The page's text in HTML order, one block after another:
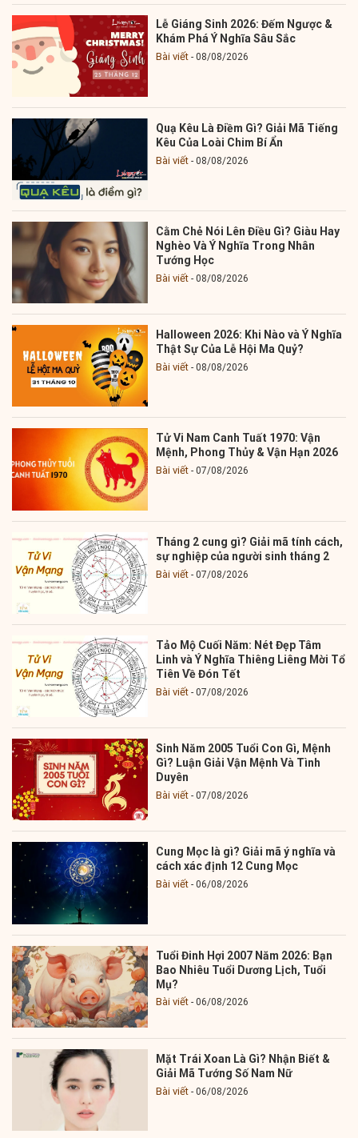
Lễ Giáng Sinh 2026: Đếm Ngược &
Khám Phá Ý Nghĩa Sâu Sắc
Bài viết 08/08/2026
Quạ Kêu Là Điềm Gì? Giải Mã Tiếng
Kêu Của Loài Chim Bí Ẩn
Bài viết 08/08/2026
Cằm Chẻ Nói Lên Điều Gì? Giàu Hay
Nghèo Và Ý Nghĩa Trong Nhân
Tướng Học
Bài viết 08/08/2026
Halloween 2026: Khi Nào và Ý Nghĩa
Thật Sự Của Lễ Hội Ma Quỷ?
Bài viết 08/08/2026
Tử Vi Nam Canh Tuất 1970: Vận
Mệnh, Phong Thủy & Vận Hạn 2026
Bài viết 07/08/2026
Tháng 2 cung gì? Giải mã tính cách,
sự nghiệp của người sinh tháng 2
Bài viết 07/08/2026
Tảo Mộ Cuối Năm: Nét Đẹp Tâm
Linh và Ý Nghĩa Thiêng Liêng Mời Tổ
Tiên Về Đón Tết
Bài viết 07/08/2026
Sinh Năm 2005 Tuổi Con Gì, Mệnh
Gì? Luận Giải Vận Mệnh Và Tình
Duyên
Bài viết 07/08/2026
Cung Mọc là gì? Giải mã ý nghĩa và
cách xác định 12 Cung Mọc
Bài viết 06/08/2026
Tuổi Đinh Hợi 2007 Năm 2026: Bạn
Bao Nhiêu Tuổi Dương Lịch, Tuổi
Mụ?
Bài viết 06/08/2026
Mặt Trái Xoan Là Gì? Nhận Biết &
Giải Mã Tướng Số Nam Nữ
Bài viết 06/08/2026